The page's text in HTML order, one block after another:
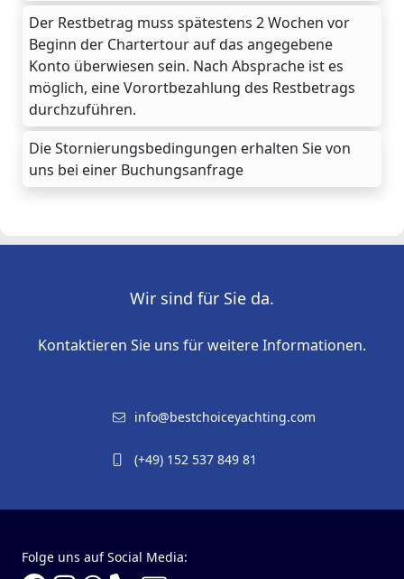
Der Restbetrag muss spätestens 2 Wochen vor
Beginn der Chartertour auf das angegebene
Konto überwiesen sein. Nach Absprache ist es
möglich, eine Vorortbezahlung des Restbetrags
durchzuführen.
Die Stornierungsbedingungen erhalten Sie von
uns bei einer Buchungsanfrage
Wir sind für Sie da.
Kontaktieren Sie uns für weitere Informationen.
info@bestchoiceyachting.com
(+49) 152 537 849 81
Folge uns auf Social Media: